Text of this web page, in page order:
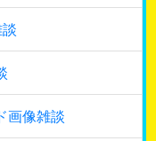
画像雑談